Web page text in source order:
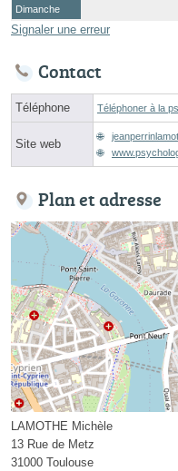
Dimanche
Signaler une erreur
Contact
Téléphone Téléphoner à la
Site web
Plan et adresse
LAMOTHE Michèle
13 Rue de Metz
31000 Toulouse